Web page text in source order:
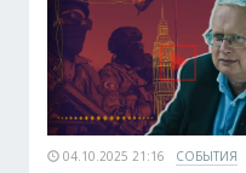
04.10.2025 21:16 СОБЫТИЯ